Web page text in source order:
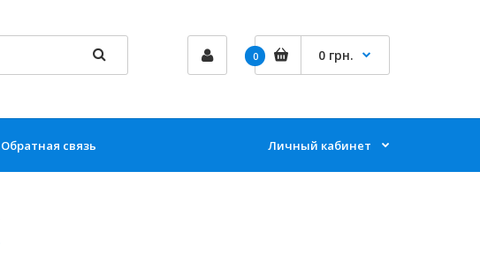
0 0 грн.
Обратная связь Личный кабинет